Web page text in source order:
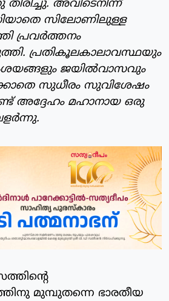
അവിടെനിന്ന്
സിലോണിലുള്ള
പ്രവര്‍ത്തനം
പ്രതികൂലകാലാവസ്ഥയും
ജയില്‍വാസവും
സുധീരം സുവിശേഷം
അദ്ദേഹം മഹാനായ ഒരു
മുമ്പുതന്നെ ഭാരതീയ